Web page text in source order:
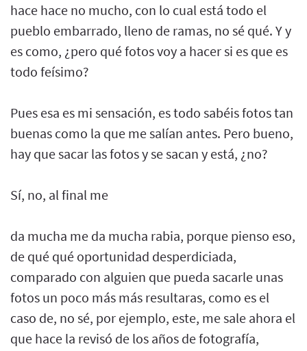
hace hace no mucho, con lo cual está todo el
pueblo embarrado, lleno de ramas, no sé qué. Y y
es como, ¿pero qué fotos voy a hacer si es que es
todo feísimo?
Pues esa es mi sensación, es todo sabéis fotos tan
buenas como la que me salían antes. Pero bueno,
hay que sacar las fotos y se sacan y está, ¿no?
Sí, no, al final me
da mucha me da mucha rabia, porque pienso eso,
de qué qué oportunidad desperdiciada,
comparado con alguien que pueda sacarle unas
fotos un poco más más resultaras, como es el
caso de, no sé, por ejemplo, este, me sale ahora el
que hace la revisó de los años de fotografía,